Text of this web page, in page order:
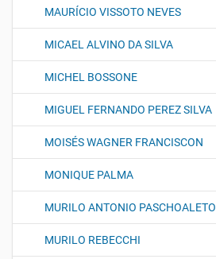
MAURÍCIO VISSOTO NEVES
MICAEL ALVINO DA SILVA
MICHEL BOSSONE
MIGUEL FERNANDO PEREZ SILVA
MOISÉS WAGNER FRANCISCON
MONIQUE PALMA
MURILO ANTONIO PASCHOALETO
MURILO REBECCHI